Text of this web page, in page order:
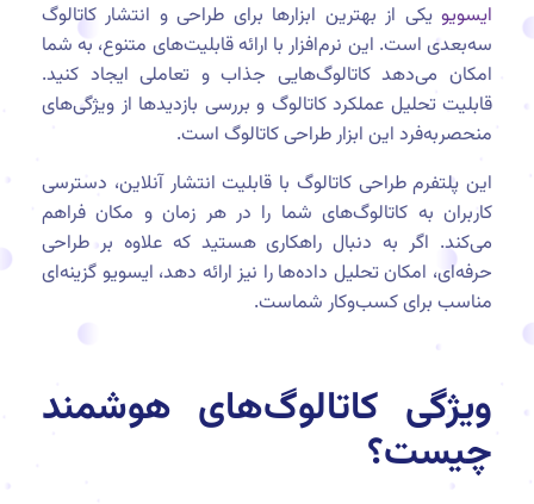
ایسویویکی از بهترین ابزارها برای طراحی و انتشار کاتالوگ
سه‌بعدی است. این نرم‌افزار با ارائه قابلیت‌های متنوع، به شما
امکان می‌دهد کاتالوگ‌هایی جذاب و تعاملی ایجاد کنید.
قابلیت تحلیل عملکرد کاتالوگ و بررسی بازدیدها از ویژگی‌های
منحصربه‌فرد این ابزار طراحی کاتالوگ است.
این پلتفرم طراحی کاتالوگ با قابلیت انتشار آنلاین، دسترسی
کاربران به کاتالوگ‌های شما را در هر زمان و مکان فراهم
می‌کند. اگر به دنبال راهکاری هستید که علاوه بر طراحی
حرفه‌ای، امکان تحلیل داده‌ها را نیز ارائه دهد، ایسویو گزینه‌ای
مناسب برای کسب‌وکار شماست.
ویژگی کاتالوگ‌های هوشمند
چیست؟